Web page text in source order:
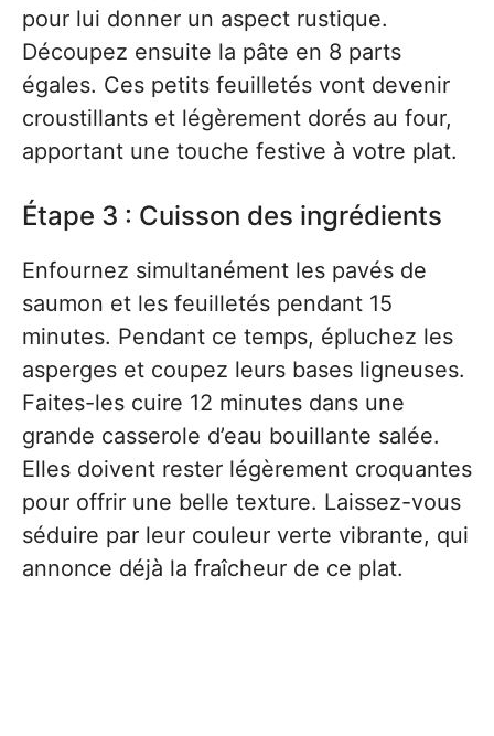
pour lui donner un aspect rustique.
Découpez ensuite la pâte en 8 parts
égales. Ces petits feuilletés vont devenir
croustillants et légèrement dorés au four,
apportant une touche festive à votre plat.
Étape 3 : Cuisson des ingrédients
Enfournez simultanément les pavés de
saumon et les feuilletés pendant 15
minutes. Pendant ce temps, épluchez les
asperges et coupez leurs bases ligneuses.
Faites-les cuire 12 minutes dans une
grande casserole d’eau bouillante salée.
Elles doivent rester légèrement croquantes
pour offrir une belle texture. Laissez-vous
séduire par leur couleur verte vibrante, qui
annonce déjà la fraîcheur de ce plat.